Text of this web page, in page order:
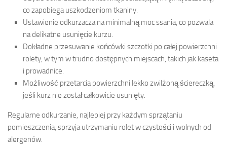
co zapobiega uszkodzeniom tkaniny.
Ustawienie odkurzacza na minimalną moc ssania, co pozwala
na delikatne usunięcie kurzu.
Dokładne przesuwanie końcówki szczotki po całej powierzchni
rolety, w tym w trudno dostępnych miejscach, takich jak kaseta
i prowadnice.
Możliwość przetarcia powierzchni lekko zwilżoną ściereczką,
jeśli kurz nie został całkowicie usunięty.
Regularne odkurzanie, najlepiej przy każdym sprzątaniu
pomieszczenia, sprzyja utrzymaniu rolet w czystości i wolnych od
alergenów.